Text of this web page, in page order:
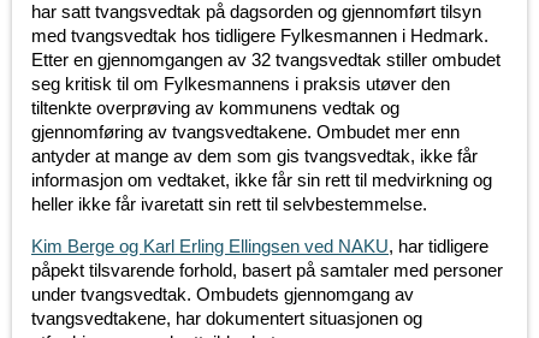
har satt tvangsvedtak på dagsorden og gjennomført tilsyn
med tvangsvedtak hos tidligere Fylkesmannen i Hedmark.
Etter en gjennomgangen av 32 tvangsvedtak stiller ombudet
seg kritisk til om Fylkesmannens i praksis utøver den
tiltenkte overprøving av kommunens vedtak og
gjennomføring av tvangsvedtakene. Ombudet mer enn
antyder at mange av dem som gis tvangsvedtak, ikke får
informasjon om vedtaket, ikke får sin rett til medvirkning og
heller ikke får ivaretatt sin rett til selvbestemmelse.
Kim Berge og Karl Erling Ellingsen ved NAKU, har tidligere
påpekt tilsvarende forhold, basert på samtaler med personer
under tvangsvedtak. Ombudets gjennomgang av
tvangsvedtakene, har dokumentert situasjonen og